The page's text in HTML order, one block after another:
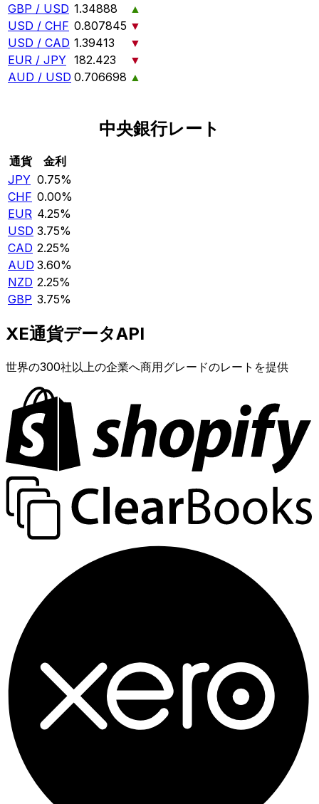
GBP / USD 1.34888
▲
USD / CHF 0.807845 ▼
USD / CAD 1.39413
▼
EUR / JPY 182.423
▼
AUD / USD 0.706698 ▲
中央銀行レート
通貨
金利
JPY 0.75%
CHF 0.00%
EUR 4.25%
USD 3.75%
CAD 2.25%
AUD 3.60%
NZD 2.25%
GBP 3.75%
XE通貨データAPI
世界の300社以上の企業へ商用グレードのレートを提供